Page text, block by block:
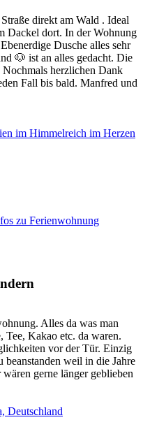
direkt am Wald . Ideal
Dackel dort. In der Wohnung
Dusche alles sehr
🐶 ist an alles gedacht. Die
Nochmals herzlichen Dank
Fall bis bald. Manfred und
im Himmelreich im Herzen
zu Ferienwohnung
Alles da was man
Tee, Kakao etc. da waren.
vor der Tür. Einzig
beanstanden weil in die Jahre
gerne länger geblieben
Deutschland